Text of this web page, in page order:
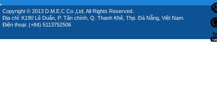
Copyright © 2013 D.M.E.C Co.,Ltd, All Rights Reserved.
Địa chỉ: K190 Lê Duẩn, P. Tân chính, Q. Thanh Khê, Thp. Đà Nẵng, Việt Nam.
Điện thoại: (+84) 5113752506